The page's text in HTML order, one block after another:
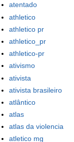
atentado
athletico
athletico pr
athletico_pr
athletico-pr
ativismo
ativista
ativista brasileiro
atlântico
atlas
atlas da violencia
atletico mg